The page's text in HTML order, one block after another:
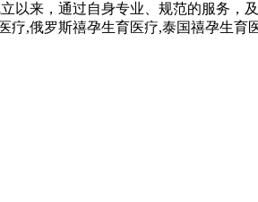
来，通过自身专业、规范的服务，
疗,俄罗斯禧孕生育医疗,泰国禧孕生育